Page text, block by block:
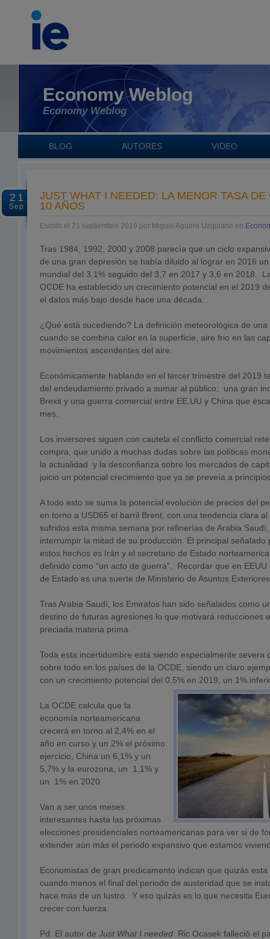
Economy Weblog
Economy Weblog
BLOG AUTORES VIDEO
21
Sep
JUST WHAT I NEEDED: LA MENOR TASA
10 AÑOS
Escrito el 21 septiembre 2019 por Miguel Aguirre Uzquiano en
Tras 1984, 1992, 2000 y 2008 parecía que un ciclo
de una gran depresión se había diluido al lograr en 2016
mundial del 3,1% seguido del 3,7 en 2017 y 3,6 en 2018.
OCDE ha establecido un crecimiento potencial en el 2019
el datos más bajo desde hace una década.
¿Qué está sucediendo? La definición meteorológica de
cuando se combina calor en la superficie, aire frio en las
movimientos ascendentes del aire.
Económicamente hablando en el tercer trimestre del 2019
del endeudamiento privado a sumar al público; una gran
Brexit y una guerra comercial entre EE.UU y China que
mes.
Los inversores siguen con cautela el conflicto comercial
compra, que unido a muchas dudas sobre las políticas
la actualidad y la desconfianza sobre los mercados de
juicio un potencial crecimiento que ya se preveía a
A todo esto se suma la potencial evolución de precios del
en torno a USD65 el barril Brent, con una tendencia clara
sufridos esta misma semana por refinerías de Arabia
interrumpir la mitad de su producción. El principal señalado
estos hechos es Irán y el secretario de Estado
definido como “un acto de guerra”. Recordar que en
de Estado es una suerte de Ministerio de Asuntos Exteriores
Tras Arabia Saudí, los Emiratos han sido señalados como
destino de futuras agresiones lo que motivará reducciones
preciada materia prima.
Toda esta incertidumbre está siendo especialmente severa
sobre todo en los países de la OCDE, siendo un claro
con un crecimiento potencial del 0,5% en 2019, un 1%
La OCDE calcula que la
economía norteamericana
crecerá en torno al 2,4% en el
año en curso y un 2% el próximo
ejercicio, China un 6,1% y un
5,7% y la eurozona, un 1,1% y
un 1% en 2020
Van a ser unos meses
interesantes hasta las próximas
elecciones presidenciales norteamericanas para ver si de
extender aún más el periodo expansivo que estamos
Economistas de gran predicamento indican que quizás
cuando menos el final del periodo de austeridad que se
hace más de un lustro. Y eso quizás es lo que necesita
crecer con fuerza.
Pd: El autor de Just What I needed Ric Ocasek falleció el